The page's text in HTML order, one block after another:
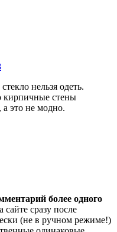
нельзя одеть.
кирпичные стены
а это не модно.
более одного
сразу после
(не в ручном режиме!)